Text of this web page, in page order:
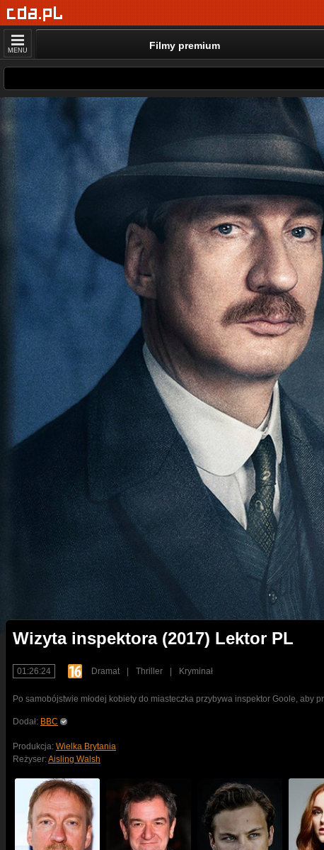
MENU Filmy premium
Wizyta inspektora (2017) Lektor PL
01:26:24 Dramat Thriller Kryminał
Po samobójstwie młodej kobiety do miasteczka przybywa inspektor Goole, aby
Dodał: BBC
Produkcja: Wielka Brytania
Reżyser:Aisling Walsh